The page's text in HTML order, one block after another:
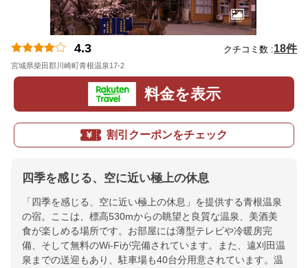
4.3 クチコミ数 :18件
宮城県柴田郡川崎町青根温泉17-2
料金を表示
割引クーポンをチェック
四季を感じる、空に近い極上の休息
「四季を感じる、空に近い極上の休息」を提供する青根温泉
の宿。ここは、標高530mからの眺望と良質な温泉、美酒美
食が楽しめる場所です。お部屋には薄型テレビや冷暖房完
備、そして無料のWi-Fiが完備されています。また、遠刈田温
泉までの送迎もあり、駐車場も40台分用意されています。温